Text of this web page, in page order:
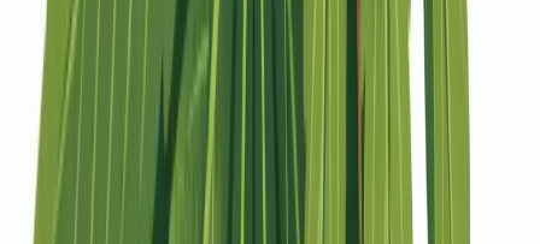
Strains Hybrid Strains
Standorte